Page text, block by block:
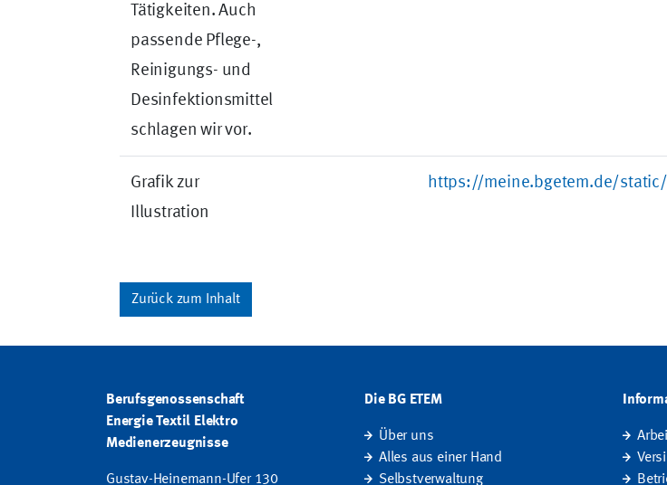
Tätigkeiten. Auch
passende Pflege-,
Reinigungs- und
Desinfektionsmittel
schlagen wir vor.
Grafik zur
Illustration
https://meine.bgetem.de/
Zurück zum Inhalt
Berufsgenossenschaft
Energie Textil Elektro
Medienerzeugnisse
Gustav-Heinemann-Ufer 130
Die BG ETEM
Über uns
Alles aus einer Hand
Selbstverwaltung